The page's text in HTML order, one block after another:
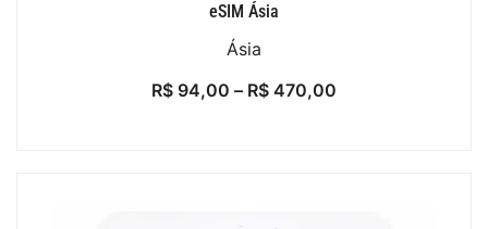
eSIM Ásia
Ásia
R$ 94,00 – R$ 470,00